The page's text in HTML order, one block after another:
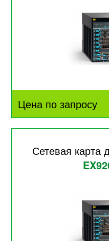
Цена по запросу
Сетевая карта